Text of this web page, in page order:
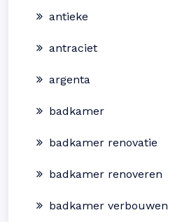
antieke
antraciet
argenta
badkamer
badkamer renovatie
badkamer renoveren
badkamer verbouwen